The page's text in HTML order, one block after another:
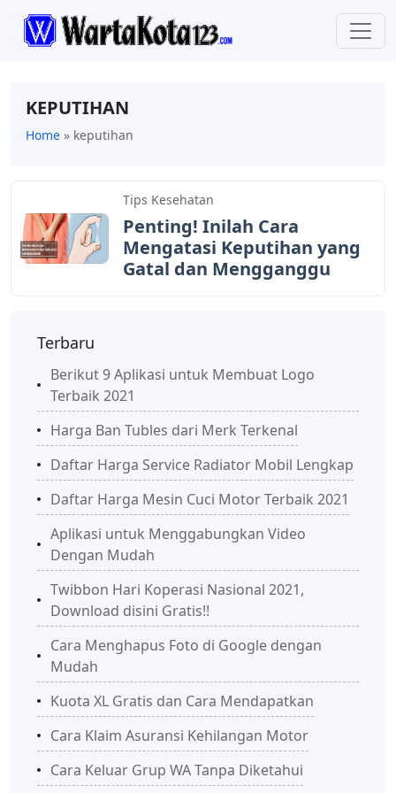
KEPUTIHAN
Home » keputihan
Tips Kesehatan
Penting! Inilah Cara
Mengatasi Keputihan yang
Gatal dan Mengganggu
Terbaru
Berikut 9 Aplikasi untuk Membuat Logo
Terbaik 2021
Harga Ban Tubles dari Merk Terkenal
Daftar Harga Service Radiator Mobil Lengkap
Daftar Harga Mesin Cuci Motor Terbaik 2021
Aplikasi untuk Menggabungkan Video
Dengan Mudah
Twibbon Hari Koperasi Nasional 2021,
Download disini Gratis!!
Cara Menghapus Foto di Google dengan
Mudah
Kuota XL Gratis dan Cara Mendapatkan
Cara Klaim Asuransi Kehilangan Motor
Cara Keluar Grup WA Tanpa Diketahui